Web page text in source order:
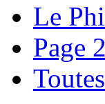
Le
Page 2